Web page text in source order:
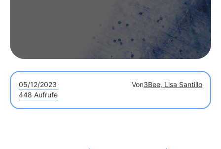
05/12/2023 Von3Bee, Lisa Santillo
448 Aufrufe